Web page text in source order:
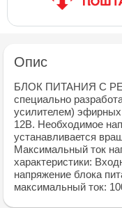
Опис
БЛОК ПИТАНИЯ C
специально
усилителем)
12В. Необходимое
устанавливается
Максимальный ток
характеристики:
напряжение блока
максимальный ток: